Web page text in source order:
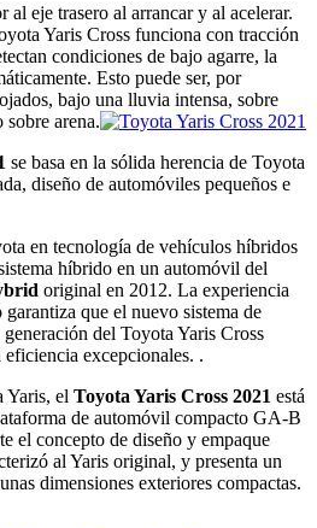
al eje trasero al arrancar y al acelerar.
Yaris Cross funciona con tracción
condiciones de bajo agarre, la
Esto puede ser, por
bajo una lluvia intensa, sobre
sobre arena.
se basa en la sólida herencia de Toyota
diseño de automóviles pequeños e
en tecnología de vehículos híbridos
híbrido en un automóvil del
original en 2012. La experiencia
que el nuevo sistema de
del Toyota Yaris Cross
excepcionales. .
Yaris, el Toyota Yaris Cross 2021 está
de automóvil compacto GA-B
el concepto de diseño y empaque
al Yaris original, y presenta un
dimensiones exteriores compactas.